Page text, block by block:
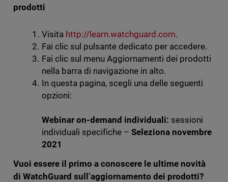
prodotti
Visita http://learn.watchguard.com.
Fai clic sul pulsante dedicato per accedere.
Fai clic sul menu Aggiornamenti dei prodotti
nella barra di navigazione in alto.
In questa pagina, scegli una delle seguenti
opzioni:
Webinar on-demand individuali: sessioni
individuali specifiche – Seleziona novembre
2021
Vuoi essere il primo a conoscere le ultime novità
di WatchGuard sull’aggiornamento dei prodotti?